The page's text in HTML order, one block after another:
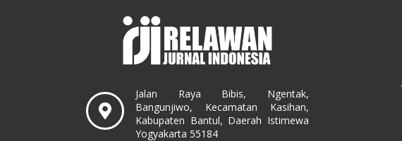
Jalan Raya Bibis, Ngentak,
Bangunjiwo, Kecamatan Kasihan,
Kabupaten Bantul, Daerah Istimewa
Yogyakarta 55184